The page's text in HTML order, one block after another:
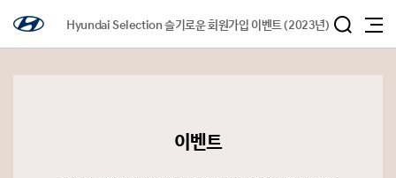
Hyundai Selection 슬기로운 회원가입 이벤트 (2023년)
이벤트